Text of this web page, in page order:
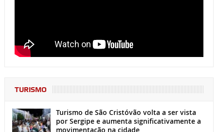
TURISMO
Turismo de São Cristóvão volta a ser vista
por Sergipe e aumenta significativamente a
movimentação na cidade